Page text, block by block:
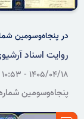
در پنجاه‌وسومین
روایت اسناد
۱۴۰۵/۰۴/۱۸ - ۱۰:۵۳
پنجاه‌وسومین